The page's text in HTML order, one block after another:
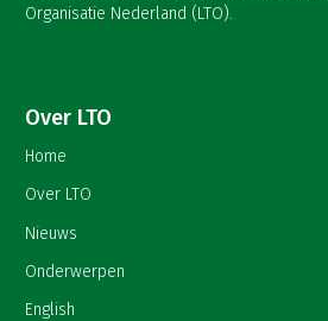
Organisatie Nederland (LTO).
Over LTO
Home
Over LTO
Nieuws
Onderwerpen
English